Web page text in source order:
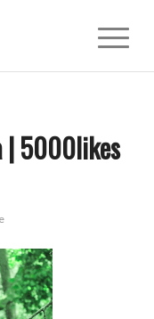
| 5000likes